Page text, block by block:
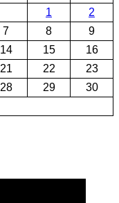
1
2
7 8
9
14 15
16
21 22
23
28 29
30